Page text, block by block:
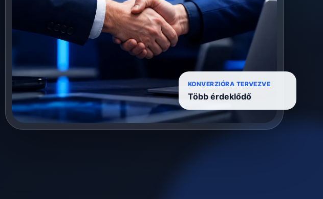
KONVERZIÓRA TERVEZVE
Több érdeklődő